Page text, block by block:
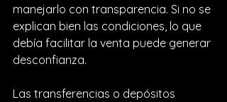
manejarlo con transparencia. Si no se
explican bien las condiciones, lo que
debía facilitar la venta puede generar
desconfianza.
Las transferencias o depósitos